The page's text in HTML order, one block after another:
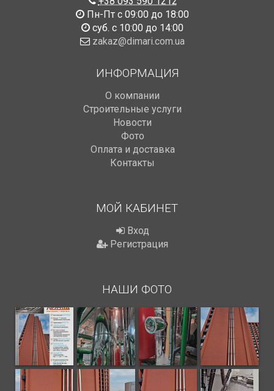
Пн-Пт с 09:00 до 18:00
суб. с 10:00 до 14:00
zakaz@dimari.com.ua
ИНФОРМАЦИЯ
О компании
Строительные услуги
Новости
Фото
Оплата и доставка
Контакты
МОЙ КАБИНЕТ
Вход
Регистрация
НАШИ ФОТО